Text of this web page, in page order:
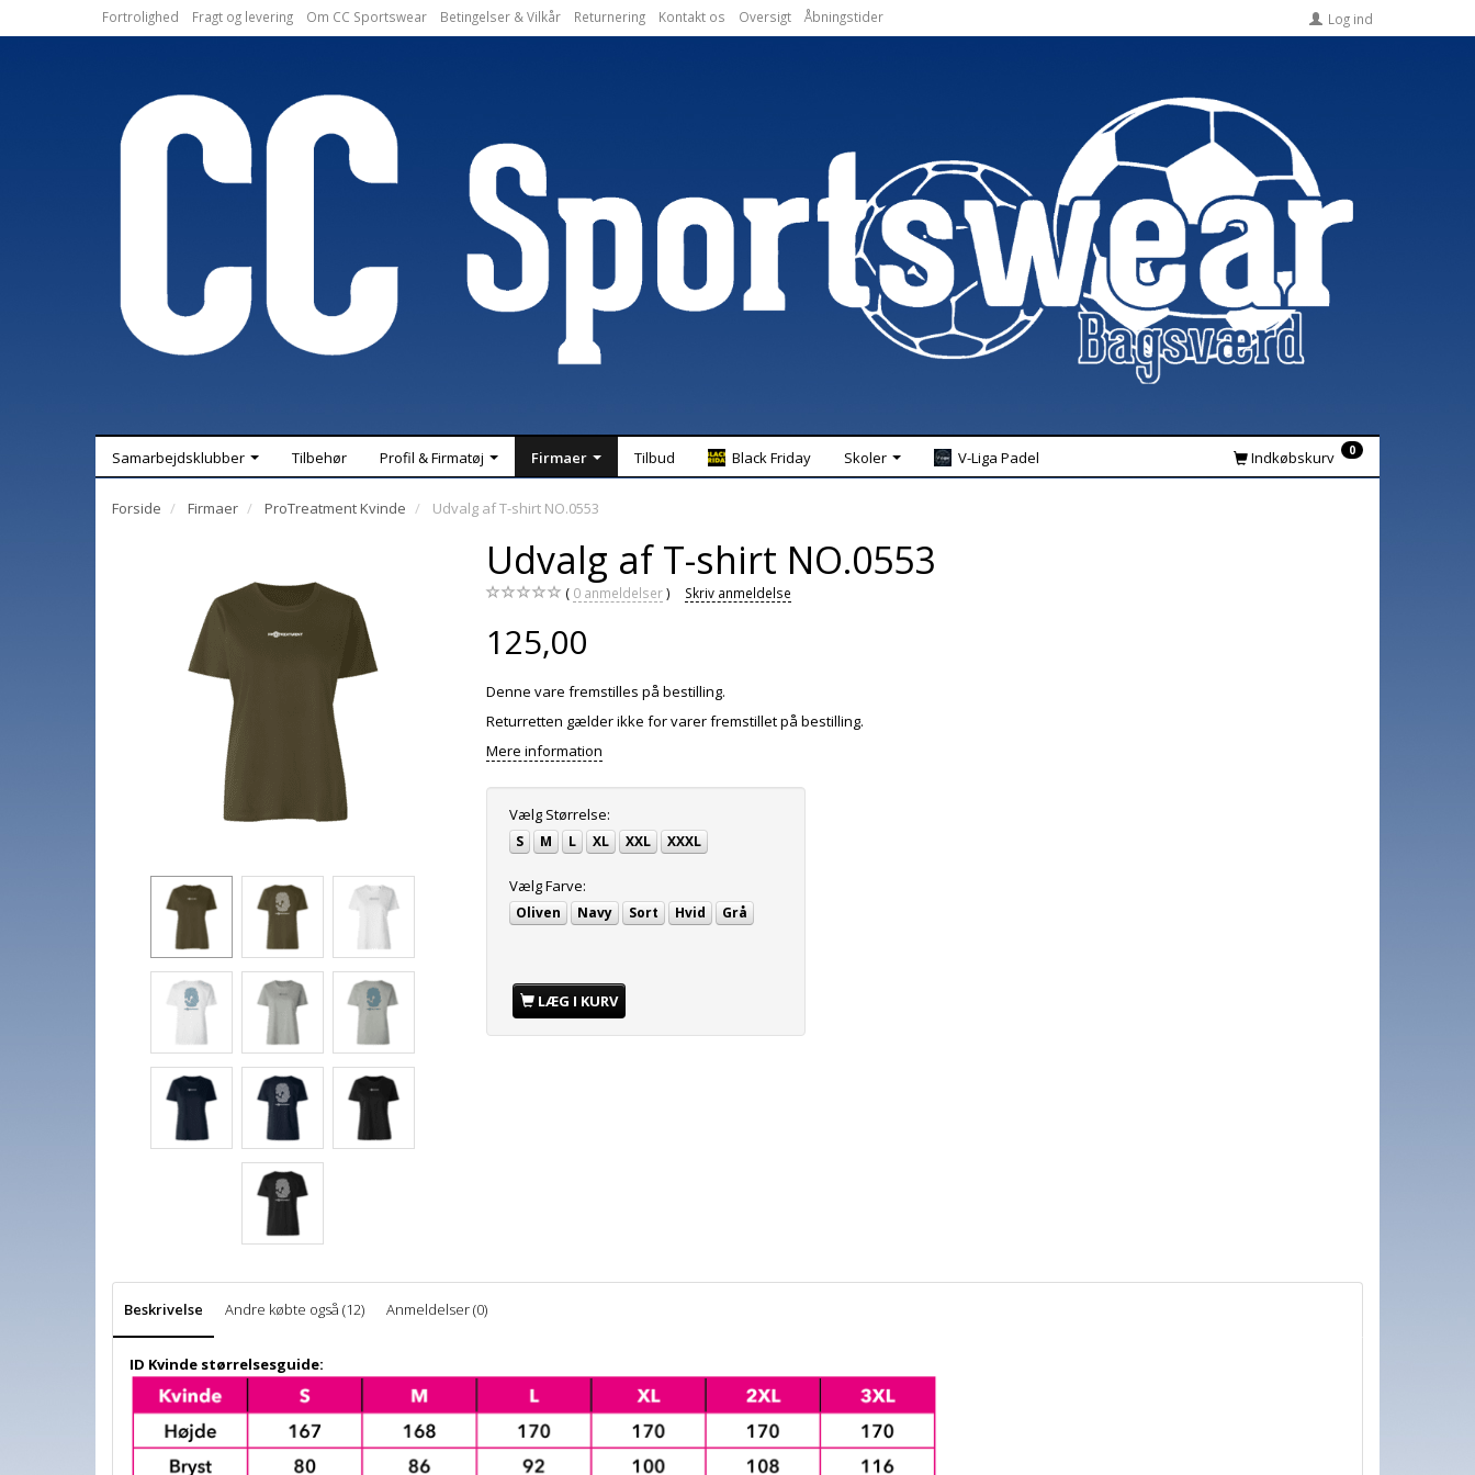
Fortrolighed Fragt og levering Om CC Sportswear Betingelser & Vilkår Returnering Kontakt os Oversigt Åbningstider Log ind
Samarbejdsklubber Tilbehør Profil & Firmatøj Firmaer Tilbud Black Friday Skoler V-Liga Padel Indkøbskurv 0
Forside Firmaer ProTreatment Kvinde Udvalg af T-shirt NO.0553
Udvalg af T-shirt NO.0553
0 anmeldelser Skriv anmeldelse
125,00
Denne vare fremstilles på bestilling.
Returretten gælder ikke for varer fremstillet på bestilling.
Mere information
Vælg Størrelse:
S M L XL XXL XXXL
VælgFarve:
Oliven Navy Sort Hvid Grå
LÆG I KURV
Beskrivelse Andre købte også (12) Anmeldelser (0)
ID Kvinde størrelsesguide: